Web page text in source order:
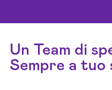
Un Team di
Sempre a tuo